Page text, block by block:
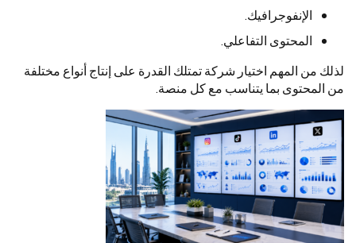
الإنفوجرافيك.
المحتوى التفاعلي.
لذلك من المهم اختيار شركة تمتلك القدرة على إنتاج أنواع مختلفة
من المحتوى بما يتناسب مع كل منصة.